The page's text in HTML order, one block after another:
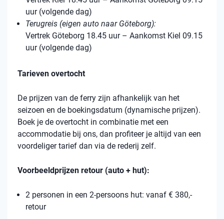
uur (volgende dag)
Terugreis (eigen auto naar Göteborg):
Vertrek Göteborg 18.45 uur – Aankomst Kiel 09.15
uur (volgende dag)
Tarieven overtocht
De prijzen van de ferry zijn afhankelijk van het
seizoen en de boekingsdatum (dynamische prijzen).
Boek je de overtocht in combinatie met een
accommodatie bij ons, dan profiteer je altijd van een
voordeliger tarief dan via de rederij zelf.
Voorbeeldprijzen retour (auto + hut):
2 personen in een 2-persoons hut: vanaf € 380,-
retour